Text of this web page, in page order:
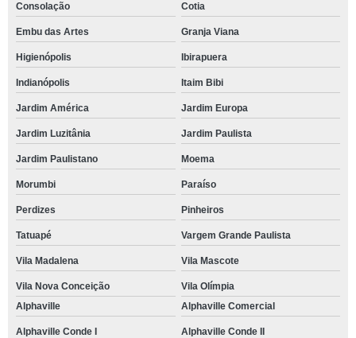
Consolação Cotia
Embu das Artes Granja Viana
Higienópolis Ibirapuera
Indianópolis Itaim Bibi
Jardim América Jardim Europa
Jardim Luzitânia Jardim Paulista
Jardim Paulistano Moema
Morumbi Paraíso
Perdizes Pinheiros
Tatuapé Vargem Grande Paulista
Vila Madalena Vila Mascote
Vila Nova Conceição
Vila Olímpia
Alphaville
Alphaville Comercial
Alphaville Conde I Alphaville Conde II